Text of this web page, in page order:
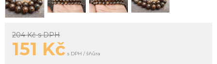
204 Kčs DPH
151 Kč s DPH / šňůra